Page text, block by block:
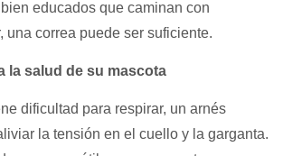
educados que caminan con
una correa puede ser suficiente.
la salud de su mascota
dificultad para respirar, un arnés
la tensión en el cuello y la garganta.